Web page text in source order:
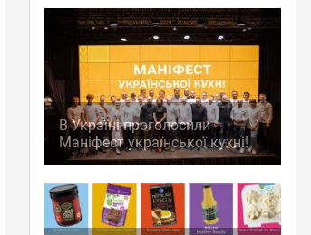
В Україні проголосили
Маніфест української кухні!